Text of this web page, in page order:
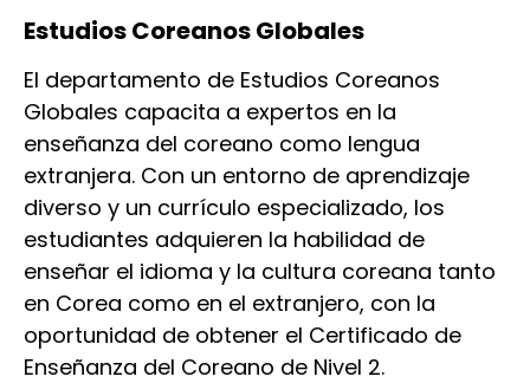
Estudios Coreanos Globales
El departamento de Estudios Coreanos
Globales capacita a expertos en la
enseñanza del coreano como lengua
extranjera. Con un entorno de aprendizaje
diverso y un currículo especializado, los
estudiantes adquieren la habilidad de
enseñar el idioma y la cultura coreana tanto
en Corea como en el extranjero, con la
oportunidad de obtener el Certificado de
Enseñanza del Coreano de Nivel 2.